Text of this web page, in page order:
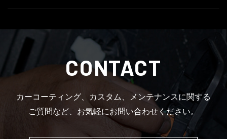
CONTACT
カーコーティング、カスタム、メンテナンスに関する
ご質問など、お気軽にお問い合わせください。